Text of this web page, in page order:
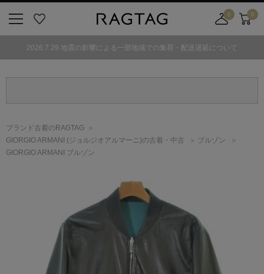
気
0
舗
カ
0
2026.7.29 地震の影響による一部地域での集荷・配送遅延について
ブランド古着のRAGTAG
GIORGIO ARMANI
(ジョルジオアルマーニ)の古着・中古
ブルゾン
GIORGIO ARMANI ブルゾン